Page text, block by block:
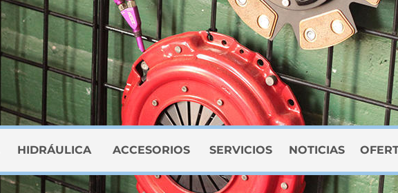
HIDRÁULICA ACCESORIOS SERVICIOS NOTICIAS